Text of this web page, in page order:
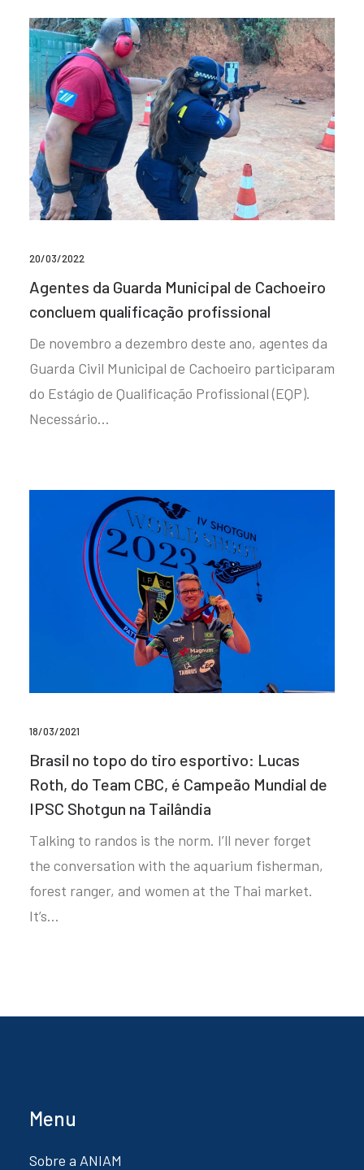
20/03/2022
Agentes da Guarda Municipal de Cachoeiro
concluem qualificação profissional
De novembro a dezembro deste ano, agentes da
Guarda Civil Municipal de Cachoeiro participaram
do Estágio de Qualificação Profissional (EQP).
Necessário…
18/03/2021
Brasil no topo do tiro esportivo: Lucas
Roth, do Team CBC, é Campeão Mundial de
IPSC Shotgun na Tailândia
Talking to randos is the norm. I’ll never forget
the conversation with the aquarium fisherman,
forest ranger, and women at the Thai market.
It’s…
Menu
Sobre a ANIAM